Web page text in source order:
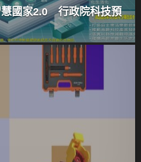
慧國家2.0 行政院科技預